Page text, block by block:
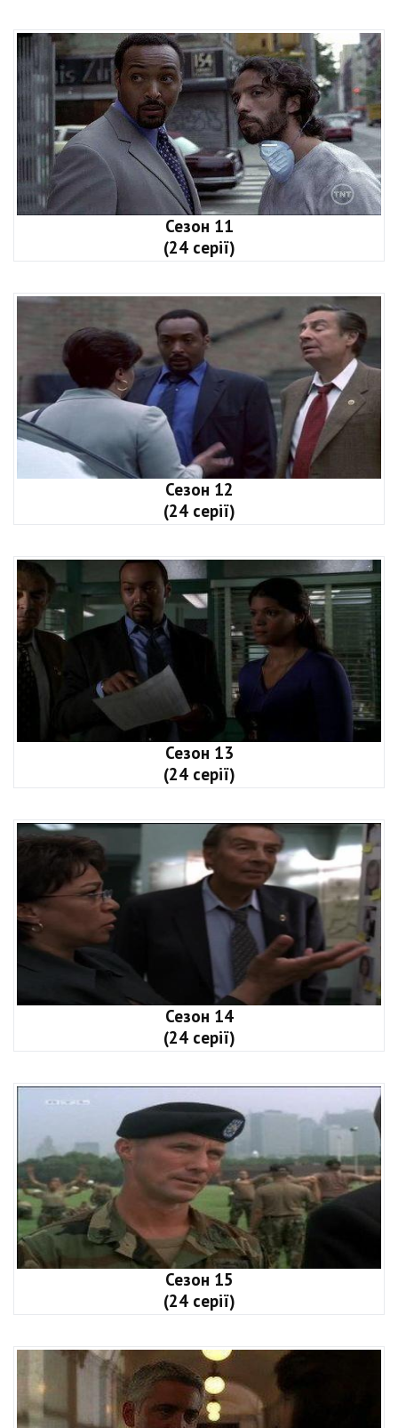
Сезон 11
(24 серії)
Сезон 12
(24 серії)
Сезон 13
(24 серії)
Сезон 14
(24 серії)
Сезон 15
(24 серії)